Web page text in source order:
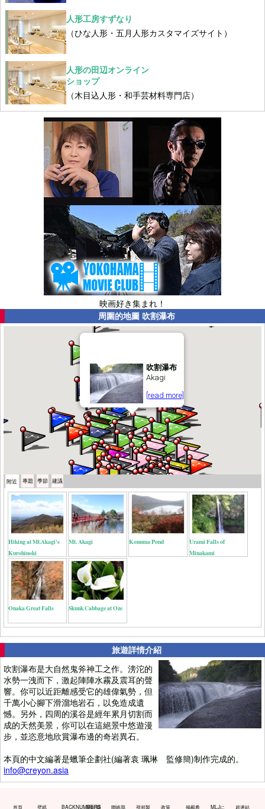
人形工房すずなり
（ひな人形・五月人形カスタマイズサイト）
人形の田辺オンライン
ショップ
（木目込人形・和手芸材料専門店）
映画好き集まれ！
周圍的地圖 吹割瀑布
吹割瀑布
Akagi
[read more]
附近 專題 季節 建議
Hiking at Mt.Akagi's
Kurohinoki
Mt. Akagi Konuma Pond
Urami Falls of
Minakami
Onaka Great Falls Skunk Cabbage at Oze
旅遊詳情介紹
吹割瀑布是大自然鬼斧神工之作。滂沱的
水勢一洩而下，激起陣陣水霧及震耳的聲
響。你可以近距離感受它的雄偉氣勢，但
千萬小心腳下滑溜地岩石，以免造成遺
憾。另外，四周的溪谷是經年累月切割而
成的天然美景，你可以在這絕景中悠遊漫
步，並恣意地欣賞瀑布邊的奇岩異石。
本頁的中文編著是蠟筆企劃社(編著袁 珮琳 監修簡)制作完成的。
info@creyon.asia
首頁 壁紙 BACKNUMBERS
關於我 聯絡我 視頻製 政策 掲載希 MLJに 超連結